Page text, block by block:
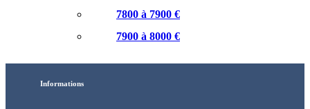
7800 à 7900 €
7900 à 8000 €
Informations